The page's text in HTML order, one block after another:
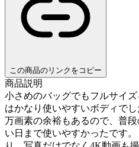
この商品のリンクをコピー
商品説明
小さめのバッグでもフルサイ
はかなり使いやすいボディで
万画素の余裕もあるので、普
い日まで使いやすかったです